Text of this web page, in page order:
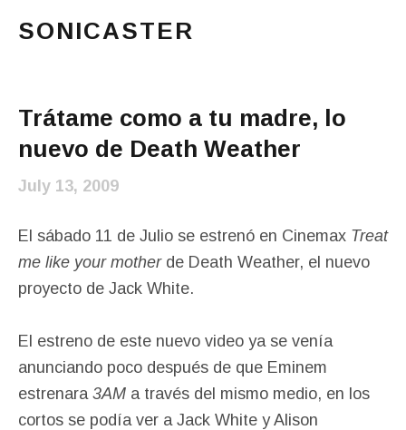
SONICASTER
Trátame como a tu madre, lo
nuevo de Death Weather
July 13, 2009
El sábado 11 de Julio se estrenó en Cinemax Treat
me like your motherde Death Weather, el nuevo
proyecto de Jack White.
El estreno de este nuevo video ya se venía
anunciando poco después de que Eminem
estrenara 3AM a través del mismo medio, en los
cortos se podía ver a Jack White y Alison